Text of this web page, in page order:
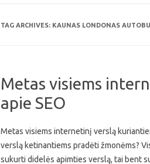
TAG ARCHIVES: KAUNAS LONDONAS
Metas visiems
apie SEO
Metas visiems internetinį verslą
verslą ketinantiems pradėti žmonėms?
sukurti didelės apimties verslą, tai bent